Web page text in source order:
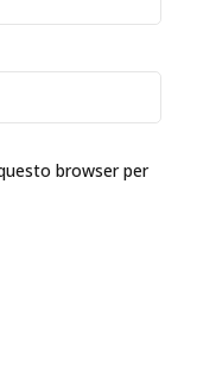
browser per